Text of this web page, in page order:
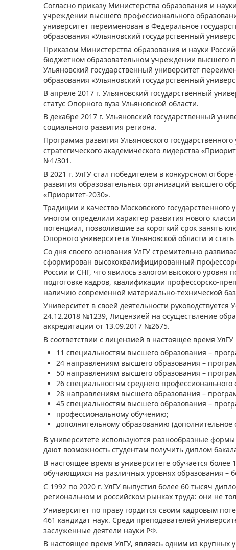
Согласно приказу Министерства образования и
учреждении высшего профессионального
университет переименован в Федеральное
образования «Ульяновский государственный
Приказом Министерства образования и науки
бюджетном образовательном учреждении высшего
Ульяновский государственный университет
образования «Ульяновский государственный
В апреле 2017 г. Ульяновский государственный
статус Опорного вуза Ульяновской области.
В декабре 2017 г. Ульяновский государственный
социального развития региона.
Программа развития Ульяновского
стратегического академического лидерства
№1/301.
В 2021 г. УлГУ стал победителем в конкурсном
развития образовательных организаций высшего
«Приоритет-2030».
Традиции и качество Московского
многом определили характер развития нового
потенциал, позволившие за короткий срок занять
Опорного университета Ульяновской области и
Со дня своего основания УлГУ стремительно
сформирован высококвалифицированный
России и СНГ, что явилось залогом высокого
подготовке кадров, квалификации профессорско-
наличию современной материально-технической
Университет в своей деятельности
24.12.2018 №1239, Лицензией на осуществление
аккредитации от 13.09.2017 №2675.
В соответствии с лицензией в настоящее время
11 специальностям высшего образования –
24 направлениям высшего образования –
50 направлениям высшего образования –
26 специальностям среднего профессионального
28 направлениям высшего образования –
45 специальностям высшего образования –
профессиональному обучению;
дополнительному образованию
В университете используются разнообразные
дают возможность студентам получить диплом
В настоящее время в университете обучается
обучающихся на различных уровнях образования –
С 1992 по 2020 г. УлГУ выпустил более 60 тысяч
региональном и российском рынках труда: они не
Университет по праву гордится своим кадровым
461 кандидат наук. Среди преподавателей
заслуженные деятели науки РФ.
В настоящее время УлГУ, являясь одним из крупных